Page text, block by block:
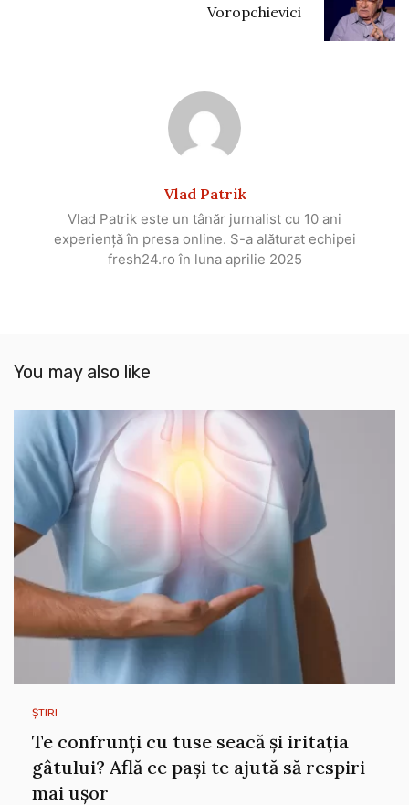
Voropchievici
Vlad Patrik
Vlad Patrik este un tânăr jurnalist cu 10 ani
experiență în presa online. S-a alăturat echipei
fresh24.ro în luna aprilie 2025
You may also like
ȘTIRI
Te confrunți cu tuse seacă și iritația
gâtului? Află ce pași te ajută să respiri
mai ușor